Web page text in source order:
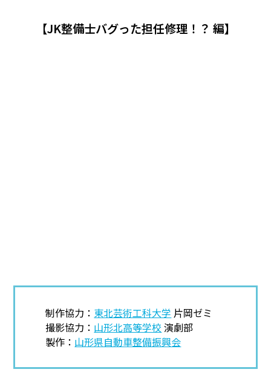
【JK整備士バグった担任修理！？ 編】
制作協力： 東北芸術工科大学 片岡ゼミ
撮影協力： 山形北高等学校 演劇部
製作： 山形県自動車整備振興会